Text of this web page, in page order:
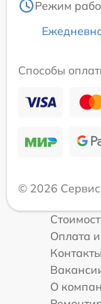
Режим
Способы
© 2026
Оплата
Контакты
О